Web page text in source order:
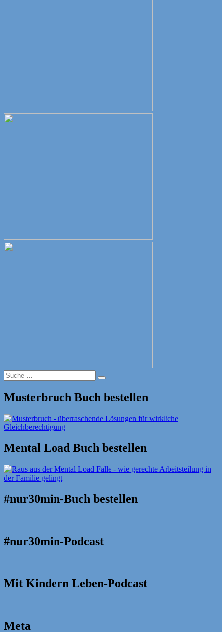
Suche
nach:
Suche
Musterbruch Buch bestellen
Mental Load Buch bestellen
#nur30min-Buch bestellen
#nur30min-Podcast
Mit Kindern Leben-Podcast
Meta